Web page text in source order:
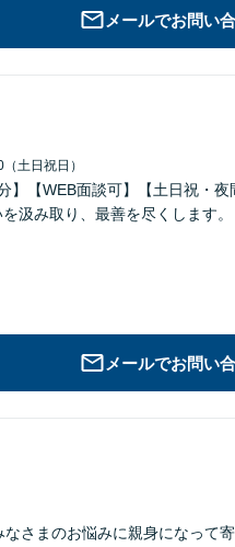
メールでお問い
土日祝日）
】【WEB面談可】【土日祝・
汲み取り、最善を尽くします
メールでお問い
さまのお悩みに親身になって